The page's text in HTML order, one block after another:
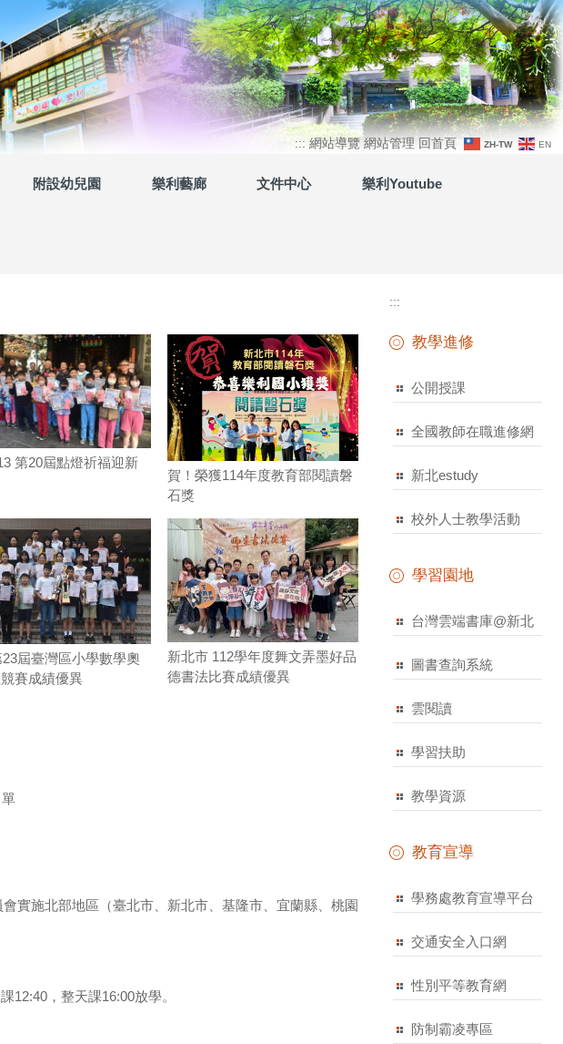
上
功
::: 網站導覽 網站管理 回首頁 ZH-TW EN
附設幼兒園 樂利藝廊 文件中心 樂利Youtube
第20屆點燈祈福迎新
賀！榮獲114年度教育部閱讀磐
石獎
23屆臺灣區小學數學奧
賽成績優異
新北市 112學年度舞文弄墨好品
德書法比賽成績優異
實施北部地區（臺北市、新北市、基隆市、宜蘭縣、桃園
12:40，整天課16:00放學。
:::
教學進修
公開授課
全國教師在職進修網
新北estudy
校外人士教學活動
學習園地
台灣雲端書庫@新北
圖書查詢系統
雲閱讀
學習扶助
教學資源
教育宣導
學務處教育宣導平台
交通安全入口網
性別平等教育網
防制霸凌專區